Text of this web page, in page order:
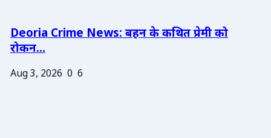
Deoria Crime News: बहन के कथित प्रेमी को
रोकन...
Aug 3, 2026 0 6